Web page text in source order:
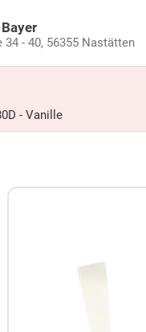
34 - 40, 56355 Nastätten
- Vanille